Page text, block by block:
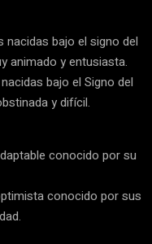
bajo el signo del
animado y entusiasta.
bajo el Signo del
y difícil.
conocido por su
conocido por sus